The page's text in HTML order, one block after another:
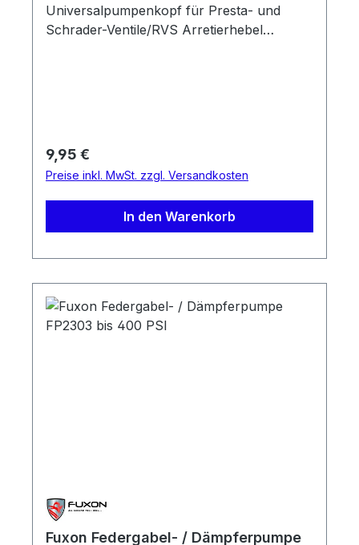
Universalpumpenkopf für Presta- und
Schrader-Ventile/RVS Arretierhebel
Regulärer Preis:
9,95 €
Preise inkl. MwSt. zzgl. Versandkosten
In den Warenkorb
Fuxon Federgabel- / Dämpferpumpe